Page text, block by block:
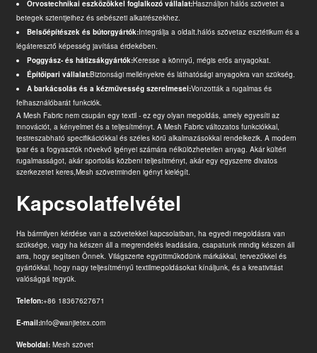
Orvostechnikai eszközökkel foglalkozó vállalat:Használjon hálós szövetet a
betegek sztentjeihez és sebészeti alkatrészekhez.
Belsőépítészek és bútorgyártók:Integrálja a oldalt.hálós szövetaz esztétikum és a
légáteresztő képesség javítása érdekében.
Poggyász- és hátizsákgyártók:Keresse a könnyű, mégis erős anyagokat.
Építőipari vállalat:Biztonsági mellényekre és láthatósági anyagokra van szükség.
A barkácsolás és a kézművesség szerelmesei:Vonzották a rugalmas és
felhasználóbarát funkciók.
A Mesh Fabric nem csupán egy textil - ez egy olyan megoldás, amely egyesíti az
innovációt, a kényelmet és a teljesítményt. A Mesh Fabric változatos funkciókkal,
testreszabható specifikációkkal és széles körű alkalmazásokkal rendelkezik. A modern
ipar és a fogyasztók növekvő igényei számára nélkülözhetetlen anyag. Akár kültéri
rugalmasságot, akár sportolás közbeni teljesítményt, akár egy egyszerre divatos
szerkezetet keres,Mesh szövetminden igényt kielégít.
Kapcsolatfelvétel
Ha bármilyen kérdése van a szövetekkel kapcsolatban, ha egyedi megoldásra van
szüksége, vagy ha készen áll a megrendelés leadására, csapatunk mindig készen áll
arra, hogy segítsen Önnek. Világszerte együttműködünk márkákkal, tervezőkkel és
gyártókkal, hogy nagy teljesítményű textilmegoldásokat kínáljunk, és a kreativitást
valósággá tegyük.
Telefon:+86 18367627671
E-mail:info@wanjietex.com
Weboldal: Mesh szövet